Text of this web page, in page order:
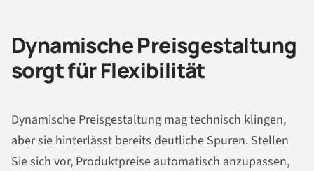
Dynamische Preisgestaltung
sorgt für Flexibilität
Dynamische Preisgestaltung mag technisch klingen,
aber sie hinterlässt bereits deutliche Spuren. Stellen
Sie sich vor, Produktpreise automatisch anzupassen,